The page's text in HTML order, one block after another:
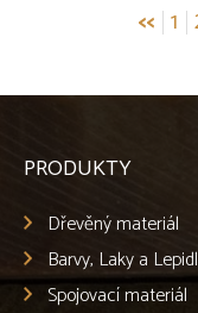
Stránkování
<< 1
PRODUKTY
Dřevěný materiál
Barvy, Laky a
Spojovací materiál